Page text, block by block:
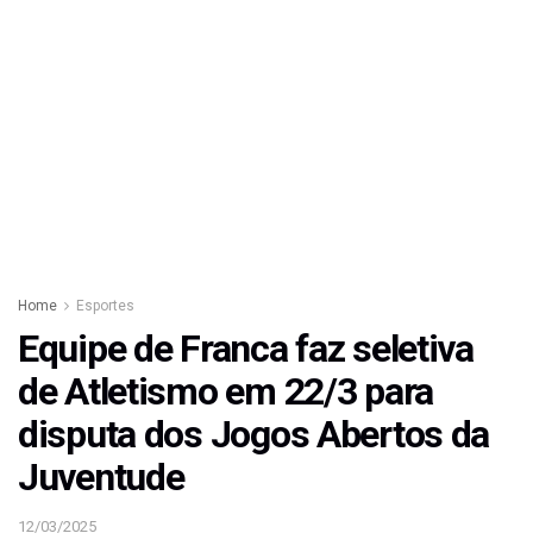
Home Esportes
Equipe de Franca faz seletiva
de Atletismo em 22/3 para
disputa dos Jogos Abertos da
Juventude
12/03/2025